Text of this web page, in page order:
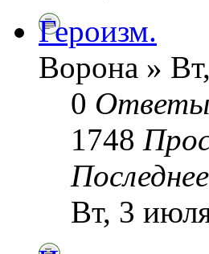
Героизм.
Ворона »
0 Ответы
1748
Вт, 3